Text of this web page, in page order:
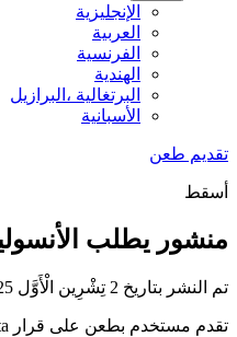
الإنجليزية
العربية
الفرنسية
الهندية
البرتغالية ،البرازيل
الأسبانية
أسقط
منشور يطلب
تم النشر بتاريخ 2 تِشْرِين الْأَوَّل 2025